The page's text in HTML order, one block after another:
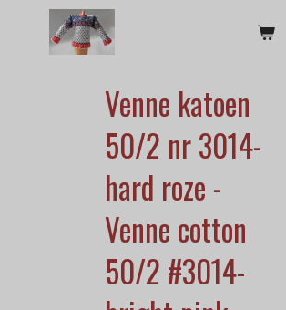
Venne katoen
50/2 nr 3014-
hard roze -
Venne cotton
50/2 #3014-